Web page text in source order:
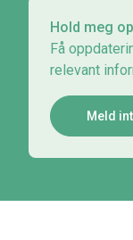
Hold meg
Få
relevant
Meld